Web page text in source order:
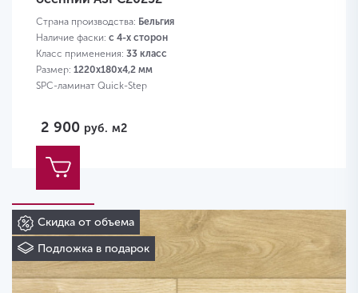
Страна производства: Бельгия
Наличие фаски: с 4-х сторон
Класс применения: 33 класс
Размер: 1220х180х4,2 мм
SPC-ламинат Quick-Step
2 900 руб. м2
Скидка от объема
Подложка в подарок